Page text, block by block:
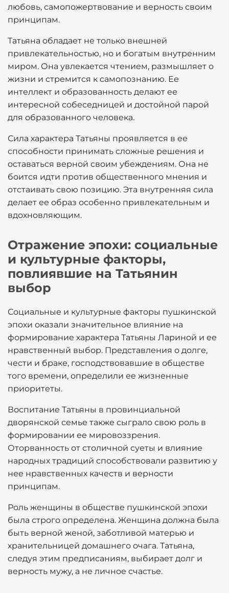
любовь, самопожертвование и верность своим
принципам.
Татьяна обладает не только внешней
привлекательностью, но и богатым внутренним
миром. Она увлекается чтением, размышляет о
жизни и стремится к самопознанию. Ее
интеллект и образованность делают ее
интересной собеседницей и достойной парой
для образованного человека.
Сила характера Татьяны проявляется в ее
способности принимать сложные решения и
оставаться верной своим убеждениям. Она не
боится идти против общественного мнения и
отстаивать свою позицию. Эта внутренняя сила
делает ее образ особенно привлекательным и
вдохновляющим.
Отражение эпохи: социальные
и культурные факторы,
повлиявшие на Татьянин
выбор
Социальные и культурные факторы пушкинской
эпохи оказали значительное влияние на
формирование характера Татьяны Лариной и ее
нравственный выбор. Представления о долге,
чести и браке, господствовавшие в обществе
того времени, определили ее жизненные
приоритеты.
Воспитание Татьяны в провинциальной
дворянской семье также сыграло свою роль в
формировании ее мировоззрения.
Оторванность от столичной суеты и влияние
народных традиций способствовали развитию у
нее нравственных качеств и верности
принципам.
Роль женщины в обществе пушкинской эпохи
была строго определена. Женщина должна была
быть верной женой, заботливой матерью и
хранительницей домашнего очага. Татьяна,
следуя этим предписаниям, выбирает долг и
верность мужу, а не личное счастье.